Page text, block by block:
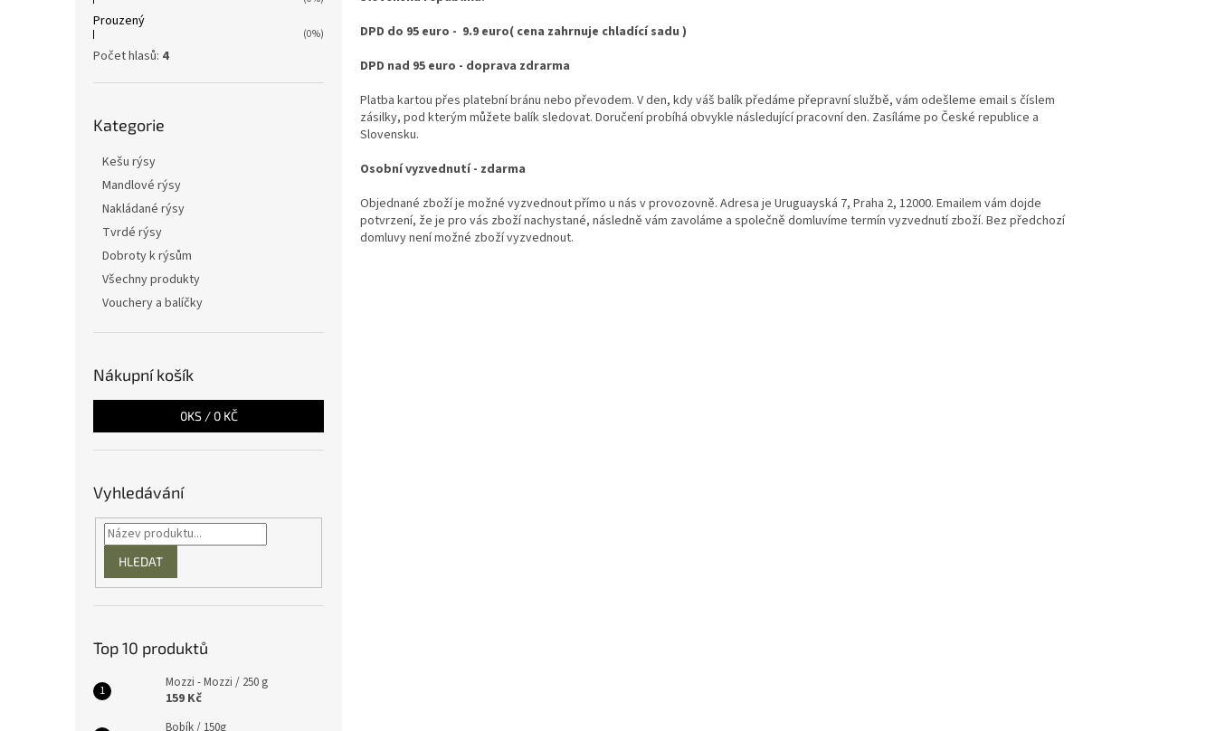
Prouzený
(0%)
Počet hlasů: 4
kategorie
Kategorie
Kešu rýsy
Mandlové rýsy
Nakládané rýsy
Tvrdé rýsy
Dobroty k rýsům
Všechny produkty
Vouchery a balíčky
Nákupní košík
0KS / 0 KČ
Vyhledávání
HLEDAT
Top 10 produktů
Mozzi - Mozzi / 250 g
159 Kč
Bobík / 150g
DPD do 95 euro - 9.9 euro( cena zahrnuje chladící sadu )
DPD nad 95 euro - doprava zdrarma
Platba kartou přes platební bránu nebo převodem. V den, kdy váš balík předáme přepravní službě, vám odešleme email s číslem
zásilky, pod kterým můžete balík sledovat. Doručení probíhá obvykle následující pracovní den. Zasíláme po České republice a
Slovensku.
Osobní vyzvednutí - zdarma
Objednané zboží je možné vyzvednout přímo u nás v provozovně. Adresa je Uruguayská 7, Praha 2, 12000. Emailem vám dojde
potvrzení, že je pro vás zboží nachystané, následně vám zavoláme a společně domluvíme termín vyzvednutí zboží. Bez předchozí
domluvy není možné zboží vyzvednout.